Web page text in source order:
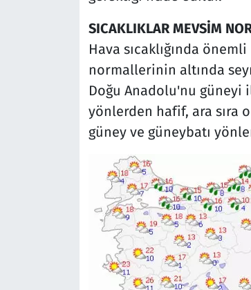
SICAKLIKLAR MEVSİM
Hava sıcaklığında
normallerinin altında
Doğu Anadolu'nu güneyi
yönlerden hafif, ara sıra
güney ve güneybatı